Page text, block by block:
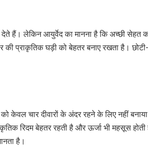
हैं। लेकिन आयुर्वेद का मानना है कि अच्छी सेहत
की प्राकृतिक घड़ी को बेहतर बनाए रखता है।
चार दीवारों के अंदर रहने के लिए नहीं बनाया
रिदम बेहतर रहती है और ऊर्जा भी महसूस होती
है।